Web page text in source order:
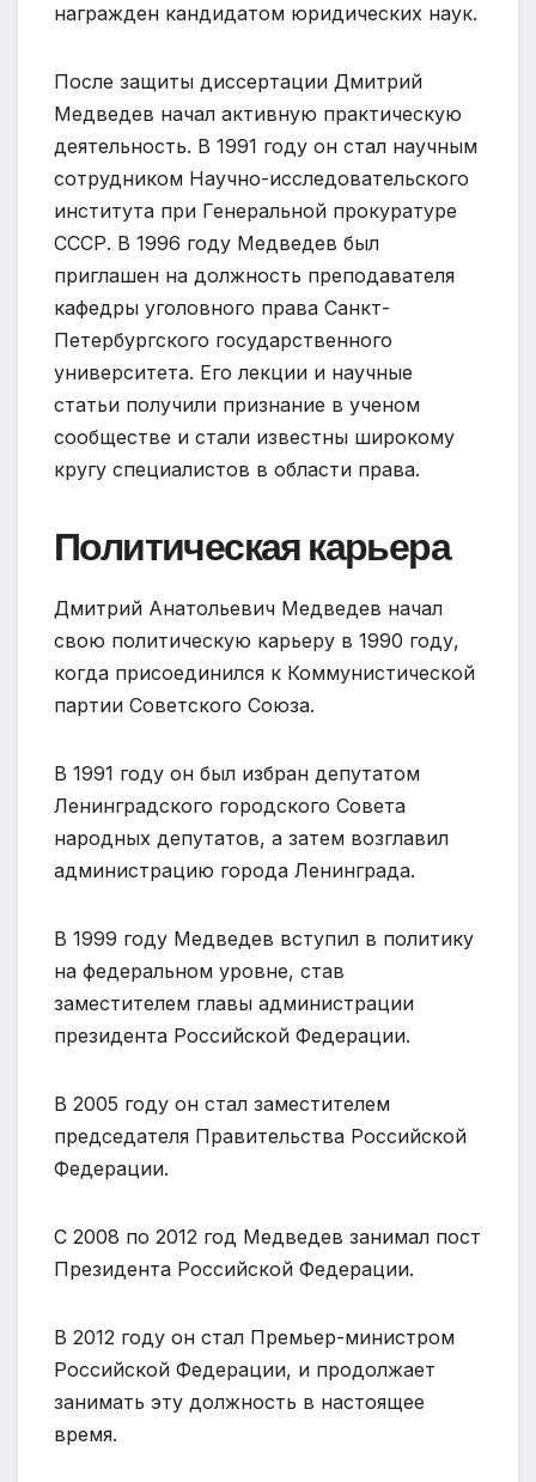
награжден кандидатом юридических наук.
После защиты диссертации Дмитрий
Медведев начал активную практическую
деятельность. В 1991 году он стал научным
сотрудником Научно-исследовательского
института при Генеральной прокуратуре
СССР. В 1996 году Медведев был
приглашен на должность преподавателя
кафедры уголовного права Санкт-
Петербургского государственного
университета. Его лекции и научные
статьи получили признание в ученом
сообществе и стали известны широкому
кругу специалистов в области права.
Политическая карьера
Дмитрий Анатольевич Медведев начал
свою политическую карьеру в 1990 году,
когда присоединился к Коммунистической
партии Советского Союза.
В 1991 году он был избран депутатом
Ленинградского городского Совета
народных депутатов, а затем возглавил
администрацию города Ленинграда.
В 1999 году Медведев вступил в политику
на федеральном уровне, став
заместителем главы администрации
президента Российской Федерации.
В 2005 году он стал заместителем
председателя Правительства Российской
Федерации.
С 2008 по 2012 год Медведев занимал пост
Президента Российской Федерации.
В 2012 году он стал Премьер-министром
Российской Федерации, и продолжает
занимать эту должность в настоящее
время.